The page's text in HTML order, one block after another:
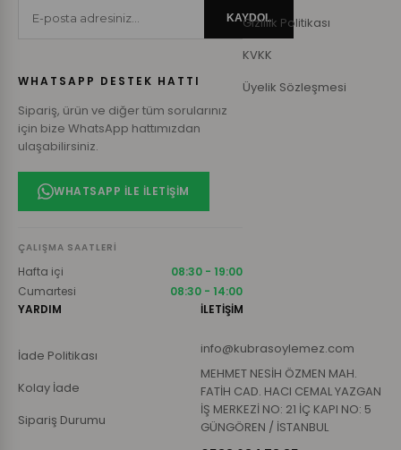
KAYDOL
WHATSAPP DESTEK HATTI
Sipariş, ürün ve diğer tüm sorularınız
için bize WhatsApp hattımızdan
ulaşabilirsiniz.
WHATSAPP ILE İLETIŞIM
ÇALIŞMA SAATLERI
Hafta içi
08:30 - 19:00
Cumartesi
08:30 - 14:00
Gizlilik Politikası
KVKK
Üyelik Sözleşmesi
YARDIM
İade Politikası
Kolay İade
Sipariş Durumu
İLETİŞİM
info@kubrasoylemez.com
MEHMET NESİH ÖZMEN MAH.
FATİH CAD. HACI CEMAL YAZGAN
İŞ MERKEZİ NO: 21 İÇ KAPI NO: 5
GÜNGÖREN / İSTANBUL